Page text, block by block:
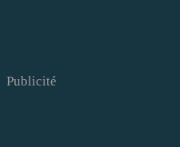
Publicité